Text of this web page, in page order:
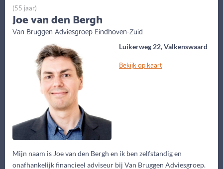
Luikerweg 22, Valkenswaard
Bekijk op kaart
Mijn naam is Joe van den Bergh en ik ben zelfstandig en
onafhankelijk financieel adviseur bij Van Bruggen Adviesgroep.
(55 jaar)
Joe van den Bergh
Van Bruggen Adviesgroep Eindhoven-Zuid